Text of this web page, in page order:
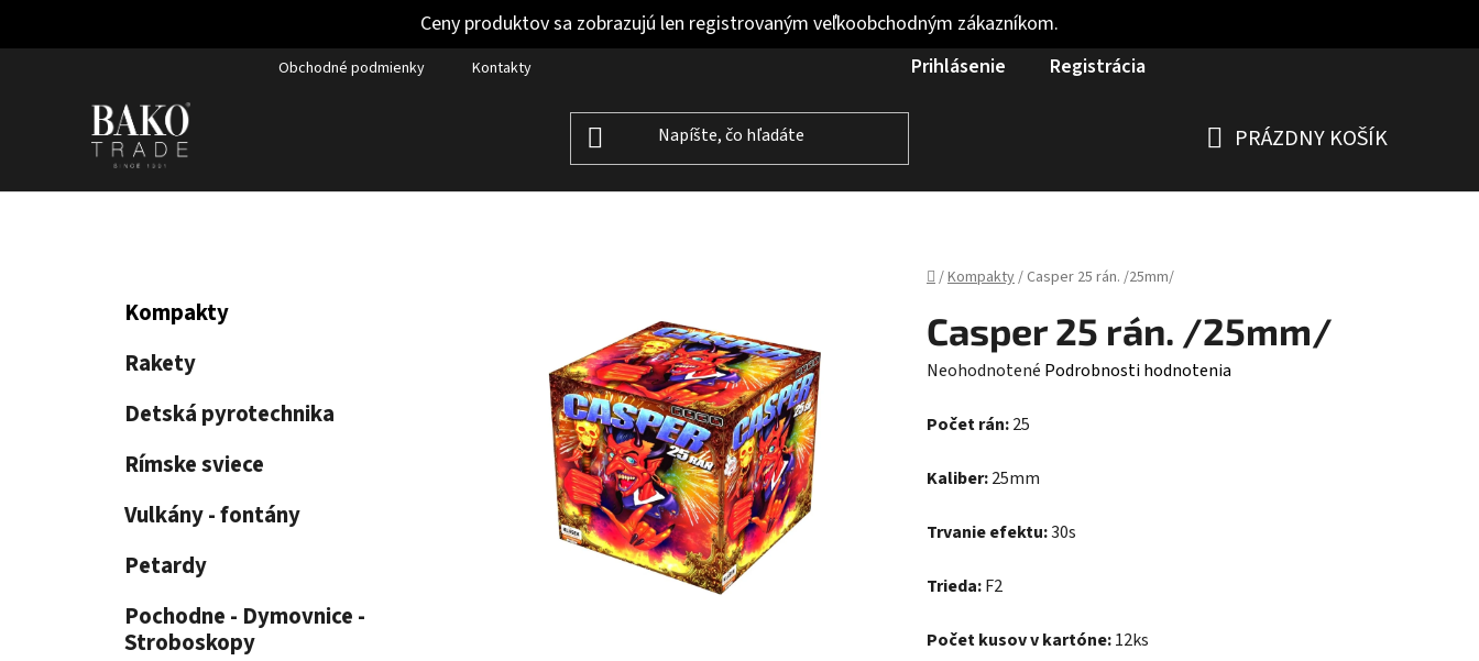
Ceny produktov sa zobrazujú len registrovaným veľkoobchodným zákazníkom.
Obchodné podmienky Kontakty Prihlásenie Registrácia
PRÁZDNY KOŠÍK
Domov
/Kompakty/ Casper 25 rán. /25mm/
Preskočiť
kategórie
Kompakty
Rakety
Detská pyrotechnika
Rímske sviece
Vulkány - fontány
Petardy
Pochodne - Dymovnice -
Stroboskopy
Casper 25 rán. /25mm/
Priemerné
produktu
0,0
hviezdičiek.
Neohodnotené Podrobnosti hodnotenia
Počet rán:25
Kaliber:25mm
Trvanie efektu:30s
Trieda:F2
Počet kusov v kartóne:12ks